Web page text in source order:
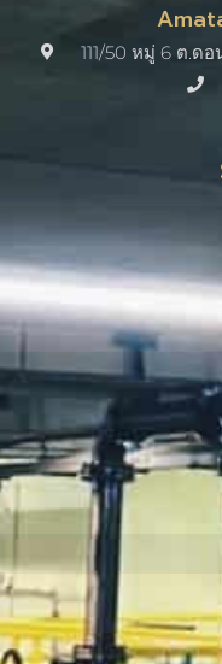
111/50 หมู่ 6 ต.ด